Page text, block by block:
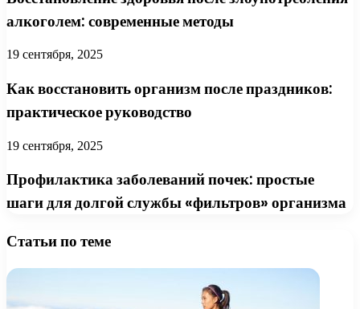
алкоголем: современные методы
19 сентября, 2025
Как восстановить организм после праздников:
практическое руководство
19 сентября, 2025
Профилактика заболеваний почек: простые
шаги для долгой службы «фильтров» организма
Статьи по теме